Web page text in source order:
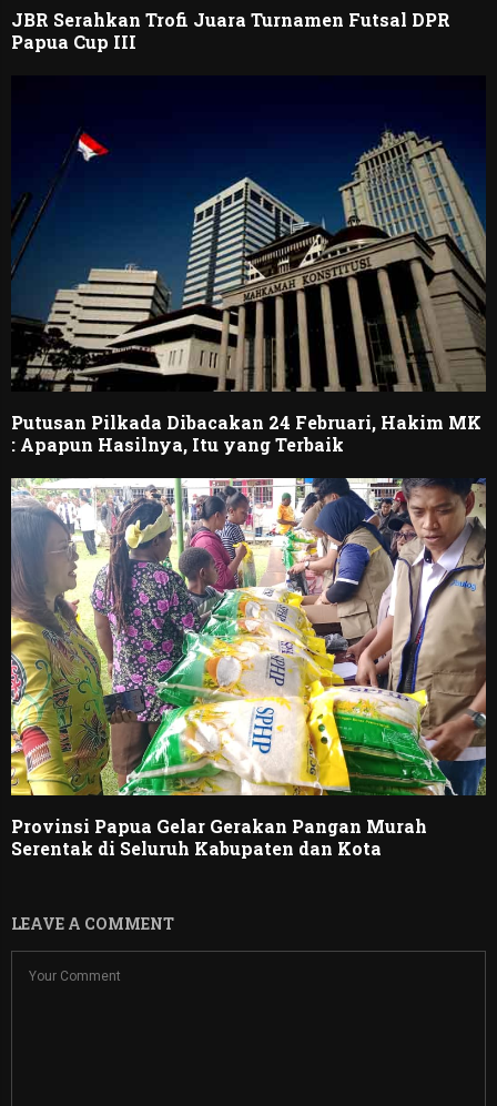
JBR Serahkan Trofi Juara Turnamen Futsal DPR
Papua Cup III
Putusan Pilkada Dibacakan 24 Februari, Hakim MK
: Apapun Hasilnya, Itu yang Terbaik
Provinsi Papua Gelar Gerakan Pangan Murah
Serentak di Seluruh Kabupaten dan Kota
LEAVE A COMMENT